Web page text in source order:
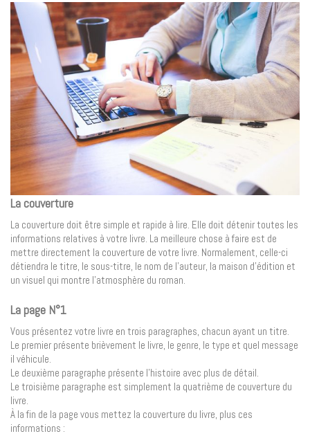
La couverture
La couverture doit être simple et rapide à lire. Elle doit détenir toutes les
informations relatives à votre livre. La meilleure chose à faire est de
mettre directement la couverture de votre livre. Normalement, celle-ci
détiendra le titre, le sous-titre, le nom de l’auteur, la maison d’édition et
un visuel qui montre l’atmosphère du roman.
La page N°1
Vous présentez votre livre en trois paragraphes, chacun ayant un titre.
Le premier présente brièvement le livre, le genre, le type et quel message
il véhicule.
Le deuxième paragraphe présente l’histoire avec plus de détail.
Le troisième paragraphe est simplement la quatrième de couverture du
livre.
À la fin de la page vous mettez la couverture du livre, plus ces
informations :